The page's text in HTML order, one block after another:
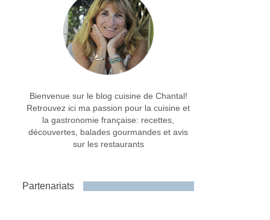
Bienvenue sur le blog cuisine de Chantal!
Retrouvez ici ma passion pour la cuisine et
la gastronomie française: recettes,
découvertes, balades gourmandes et avis
sur les restaurants
Partenariats